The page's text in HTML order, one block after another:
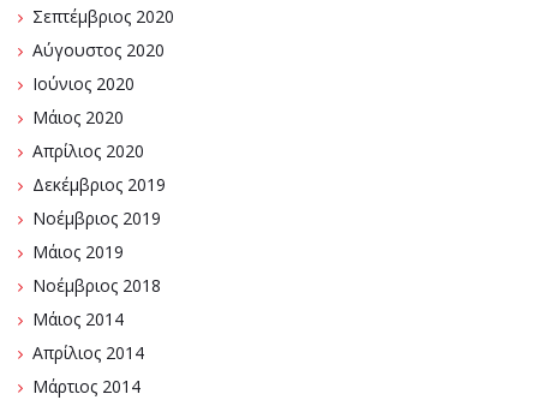
Σεπτέμβριος 2020
Αύγουστος 2020
Ιούνιος 2020
Μάιος 2020
Απρίλιος 2020
Δεκέμβριος 2019
Νοέμβριος 2019
Μάιος 2019
Νοέμβριος 2018
Μάιος 2014
Απρίλιος 2014
Μάρτιος 2014